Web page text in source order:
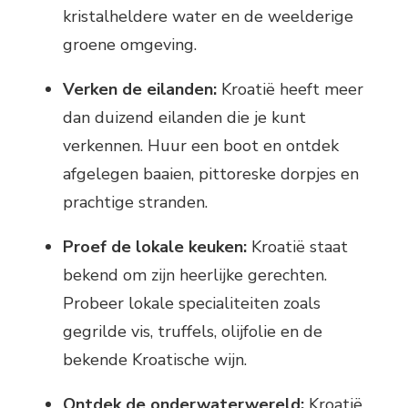
kristalheldere water en de weelderige
groene omgeving.
Verken de eilanden: Kroatië heeft meer
dan duizend eilanden die je kunt
verkennen. Huur een boot en ontdek
afgelegen baaien, pittoreske dorpjes en
prachtige stranden.
Proef de lokale keuken: Kroatië staat
bekend om zijn heerlijke gerechten.
Probeer lokale specialiteiten zoals
gegrilde vis, truffels, olijfolie en de
bekende Kroatische wijn.